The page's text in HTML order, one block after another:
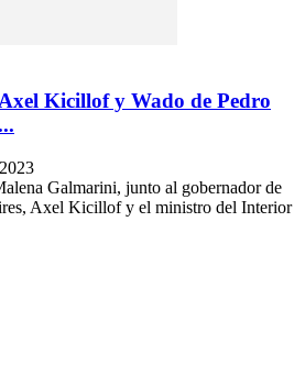
Kicillof y Wado de Pedro
Galmarini, junto al gobernador de
Axel Kicillof y el ministro del Interior